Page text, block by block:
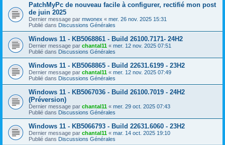
PatchMyPc de nouveau facile à configurer, rectifié mon post
de juin 2025
Dernier message par mwonex « mer. 26 nov. 2025 15:31
Publié dans Discussions Générales
Windows 11 - KB5068861 - Build 26100.7171- 24H2
Dernier message par chantal11 « mer. 12 nov. 2025 07:51
Publié dans Discussions Générales
Windows 11 - KB5068865 - Build 22631.6199 - 23H2
Dernier message par chantal11 « mer. 12 nov. 2025 07:49
Publié dans Discussions Générales
Windows 11 - KB5067036 - Build 26100.7019 - 24H2
(Préversion)
Dernier message par chantal11 « mer. 29 oct. 2025 07:43
Publié dans Discussions Générales
Windows 11 - KB5066793 - Build 22631.6060 - 23H2
Dernier message par chantal11 « mar. 14 oct. 2025 19:10
Publié dans Discussions Générales